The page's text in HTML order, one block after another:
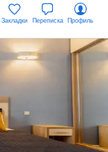
Закладки Переписка Профиль